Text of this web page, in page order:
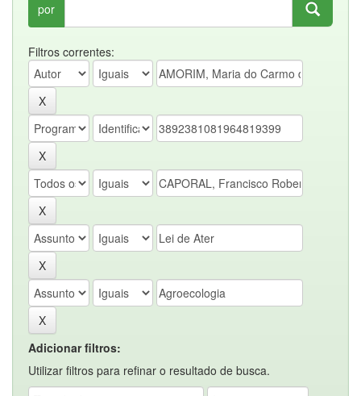
por
Filtros correntes:
Adicionar filtros:
Utilizar filtros para refinar o resultado de busca.